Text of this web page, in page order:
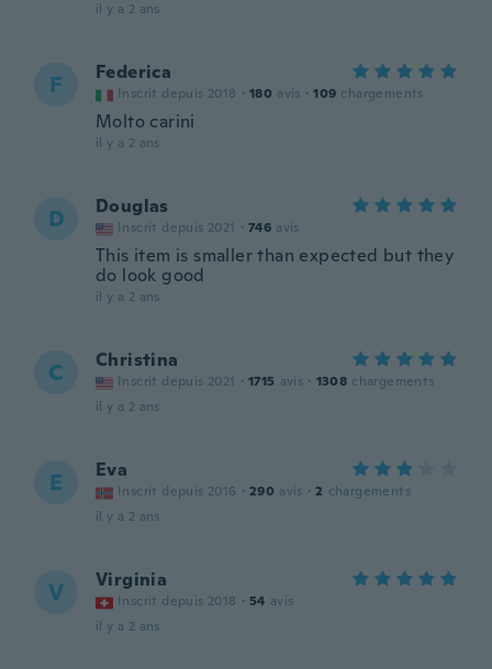
il y a 2 ans
F Federica
Inscrit depuis 2018 · 180 avis · 109 chargements
Molto carini
il y a 2 ans
D Douglas
Inscrit depuis 2021 · 746 avis
This item is smaller than expected but they
do look good
il y a 2 ans
C Christina
Inscrit depuis 2021 · 1715 avis · 1308 chargements
il y a 2 ans
E Eva
Inscrit depuis 2016 · 290 avis · 2 chargements
il y a 2 ans
V Virginia
Inscrit depuis 2018 · 54 avis
il y a 2 ans